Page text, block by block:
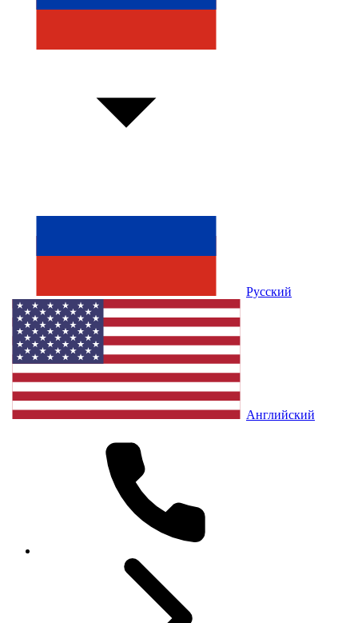
Русский
Английский